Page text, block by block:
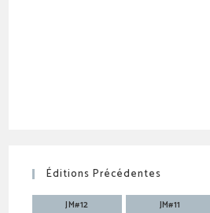
Éditions Précédentes
JM#12 JM#11